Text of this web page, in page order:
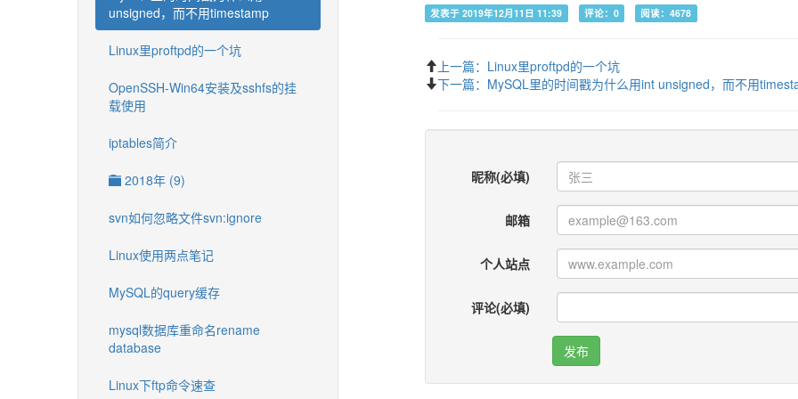
unsigned，而不用timestamp
Linux里proftpd的一个坑
OpenSSH-Win64安装及sshfs的挂
载使用
iptables简介
2018年 (9)
svn如何忽略文件svn:ignore
Linux使用两点笔记
MySQL的query缓存
mysql数据库重命名rename
database
Linux下ftp命令速查
发表于 2019年12月11日 11:39 评论：0 阅读：4678
上一篇：Linux里proftpd的一个坑
下一篇：MySQL里的时间戳为什么用int unsigned，而不用
昵称(必填)
邮箱
个人站点
评论(必填)